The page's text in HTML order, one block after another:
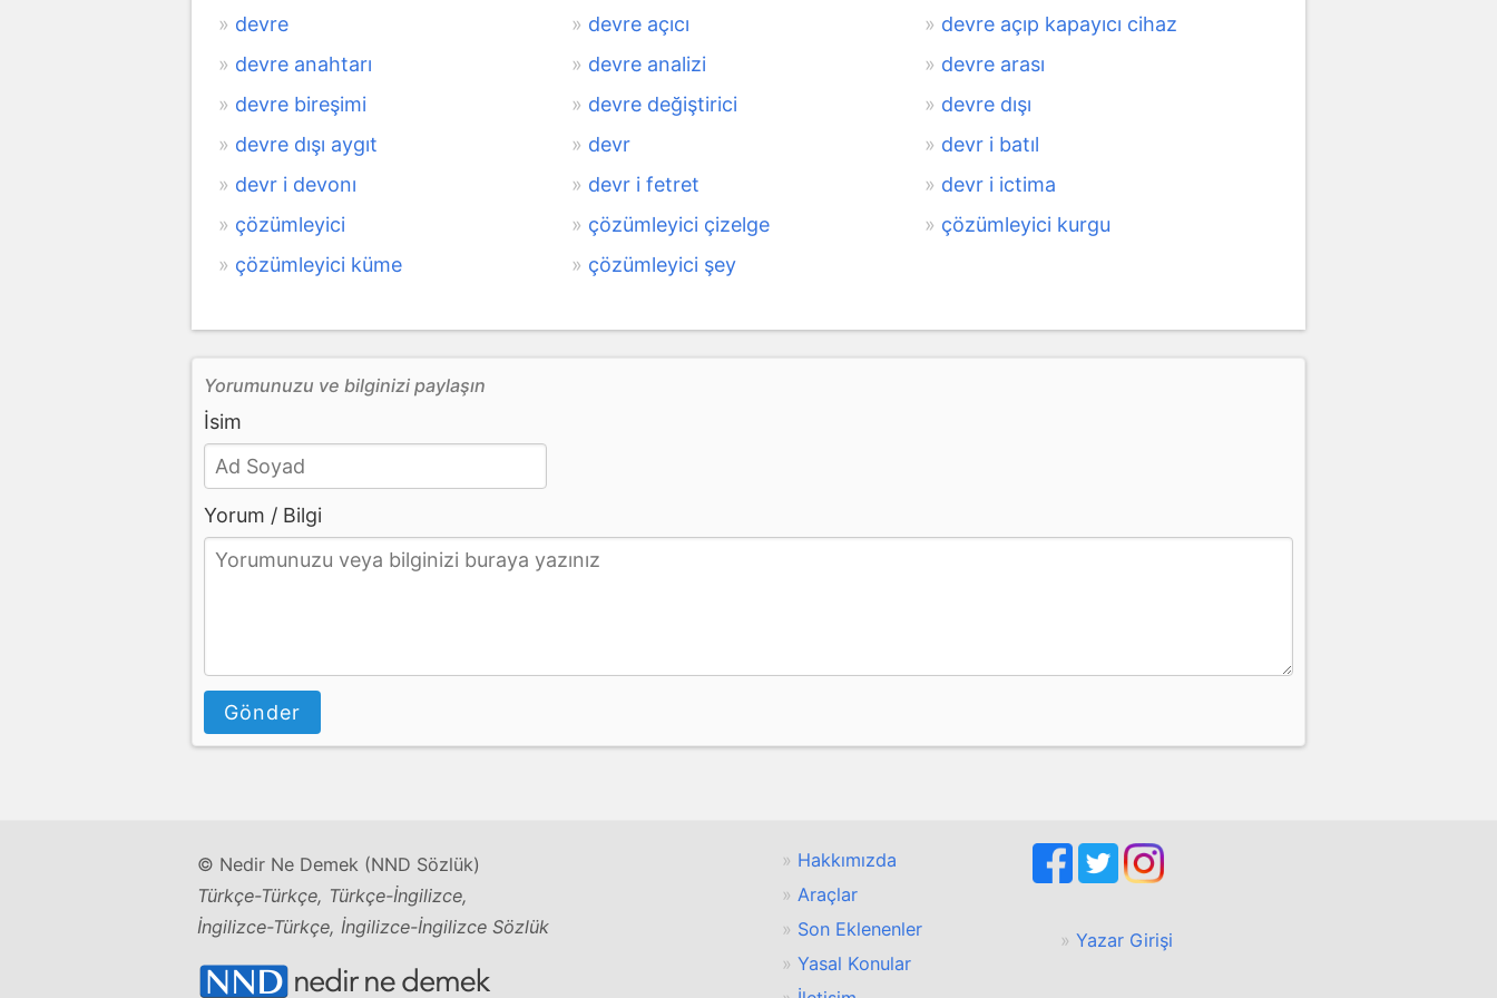
devre devre açıcı
devre açıp kapayıcı cihaz
devre anahtarı
devre analizi
devre arası
devre bireşimi
devre değiştirici
devre dışı
devre dışı aygıt
devr
devr i batıl
devr i devonı
devr i fetret
devr i ictima
çözümleyici
çözümleyici çizelge
çözümleyici kurgu
çözümleyici küme
çözümleyici şey
Yorumunuzu ve bilginizi paylaşın
İsim
Yorum / Bilgi
Gönder
© Nedir Ne Demek (NND Sözlük)
Türkçe-Türkçe, Türkçe-İngilizce,
İngilizce-Türkçe, İngilizce-İngilizce Sözlük
Hakkımızda
Araçlar
Son Eklenenler
Yasal Konular
Yazar Girişi